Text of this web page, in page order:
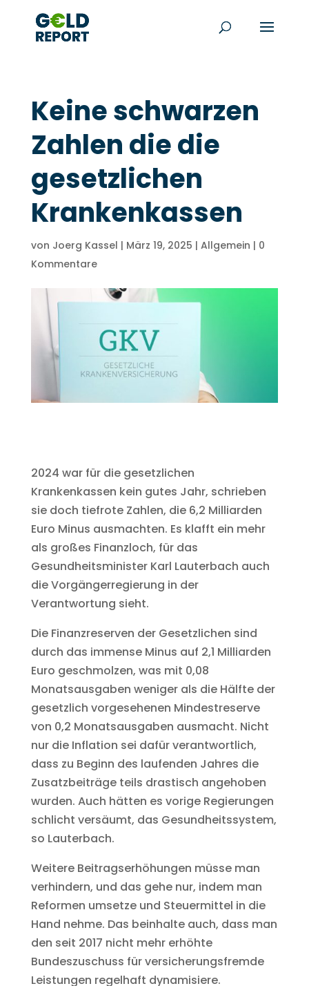
Keine schwarzen
Zahlen die die
gesetzlichen
Krankenkassen
von Joerg Kassel | März 19, 2025 | Allgemein | 0
Kommentare
2024 war für die gesetzlichen
Krankenkassen kein gutes Jahr, schrieben
sie doch tiefrote Zahlen, die 6,2 Milliarden
Euro Minus ausmachten. Es klafft ein mehr
als großes Finanzloch, für das
Gesundheitsminister Karl Lauterbach auch
die Vorgängerregierung in der
Verantwortung sieht.
Die Finanzreserven der Gesetzlichen sind
durch das immense Minus auf 2,1 Milliarden
Euro geschmolzen, was mit 0,08
Monatsausgaben weniger als die Hälfte der
gesetzlich vorgesehenen Mindestreserve
von 0,2 Monatsausgaben ausmacht. Nicht
nur die Inflation sei dafür verantwortlich,
dass zu Beginn des laufenden Jahres die
Zusatzbeiträge teils drastisch angehoben
wurden. Auch hätten es vorige Regierungen
schlicht versäumt, das Gesundheitssystem,
so Lauterbach.
Weitere Beitragserhöhungen müsse man
verhindern, und das gehe nur, indem man
Reformen umsetze und Steuermittel in die
Hand nehme. Das beinhalte auch, dass man
den seit 2017 nicht mehr erhöhte
Bundeszuschuss für versicherungsfremde
Leistungen regelhaft dynamisiere.